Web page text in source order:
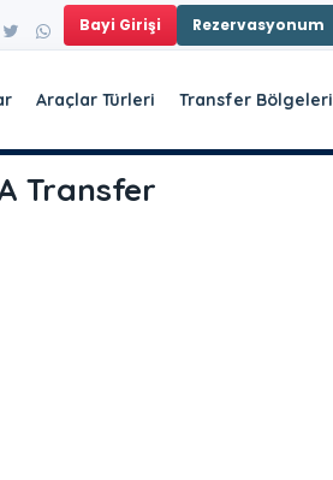
Bayi Girişi Rezervasyonum
Araçlar Türleri Transfer Bölgeleri
Transfer